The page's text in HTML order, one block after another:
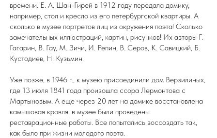
времени. Е. А. Шан-Гирей в 1912 году передала домику,
например, стол и кресло из его петербургской квартиры. А
сколько в музее портретов лиц из окружения поэта! Сколько
замечательных иллюстраций, картин, рисунков! Их авторы Г.
Гагарин, В. Гау, М. Зичи, И. Репин, В. Серов, К. Савицкий, Б.
Кустодиев, Н. Кузьмин.
Уже позже, в 1946 г., к музею присоединили дом Верзилиных,
где 13 июля 1841 года произошла ссора Лермонтова с
Мартыновым. А еще через 20 лет на домике восстановлена
камышовая кровля, в музее были проведены
реставрационные работы. Все попытались воссоздать так,
как было при жизни молодого поэта.